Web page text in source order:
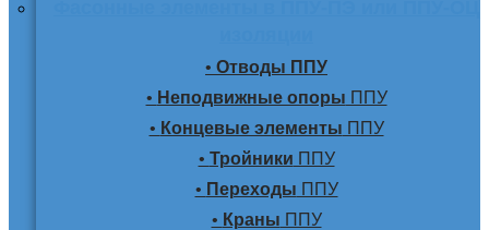
• Отводы ППУ
• Неподвижные опоры ППУ
• Концевые элементы ППУ
• Тройники ППУ
• Переходы ППУ
• Краны ППУ